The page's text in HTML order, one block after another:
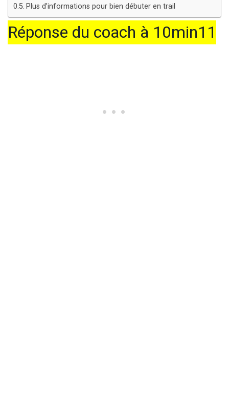
Plus d’informations pour bien débuter en trail
Réponse du coach à 10min11